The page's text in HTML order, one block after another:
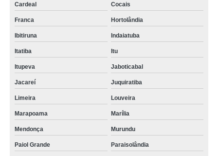
Cardeal Cocais
Franca Hortolândia
Ibitiruna Indaiatuba
Itatiba Itu
Itupeva Jaboticabal
Jacareí Juquiratiba
Limeira Louveira
Marapoama Marília
Mendonça Murundu
Paiol Grande Paraisolândia